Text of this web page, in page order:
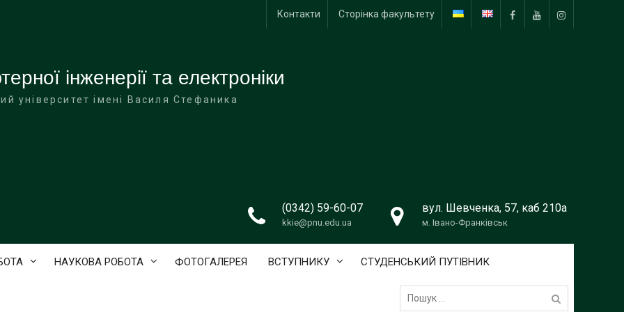
FacebookYoutubeInstagram
Контакти Сторінка факультету
інженерії та електроніки
університет імені Василя Стефаника
(0342) 59-60-07
kkie@pnu.edu.ua
вул. Шевченка, 57, каб 210а
м. Івано-Франківськ
НАУКОВА РОБОТА ФОТОГАЛЕРЕЯ ВСТУПНИКУ СТУДЕНСЬКИЙ ПУТІВНИК
Пошук: